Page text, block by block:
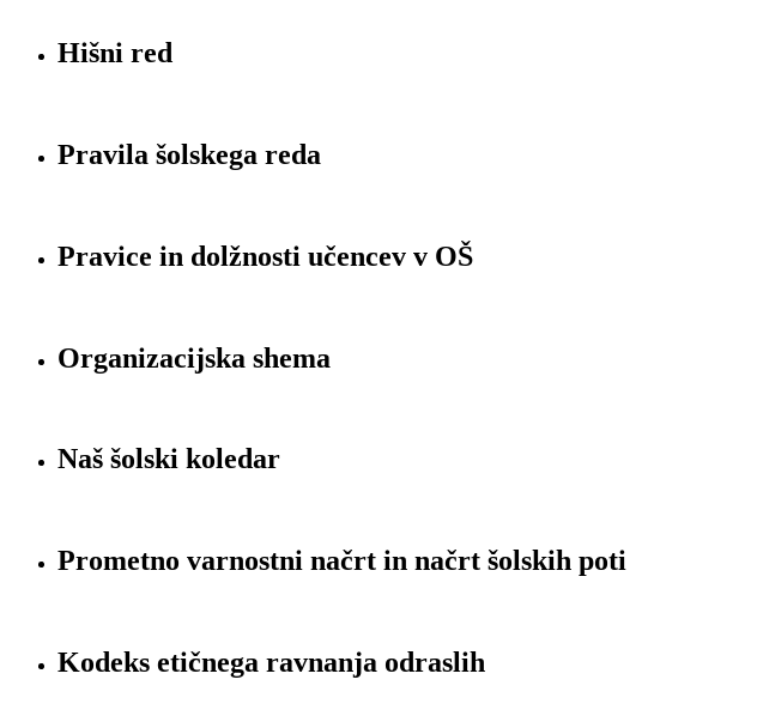
Hišni red
Pravila šolskega reda
Pravice in dolžnosti učencev v OŠ
Organizacijska shema
Naš šolski koledar
Prometno varnostni načrt in načrt šolskih poti
Kodeks etičnega ravnanja odraslih